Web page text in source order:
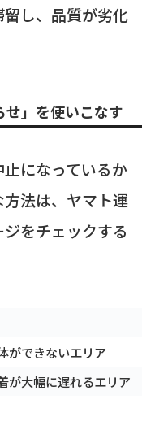
し、品質が劣化
」を使いこなす
になっているか
法は、ヤマト運
をチェックする
ができないエリア
が大幅に遅れるエリア